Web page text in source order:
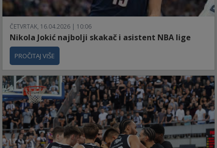
ČETVRTAK, 16.04.2026 | 10:06
Nikola Jokić najbolji skakač i asistent NBA lige
PROČITAJ VIŠE